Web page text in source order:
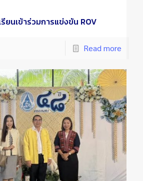
ยนเข้าร่วมการแข่งขัน ROV
Read more